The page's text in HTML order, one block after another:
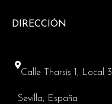
DIRECCIÓN
Calle Tharsis 1, Local 3
Sevilla, España